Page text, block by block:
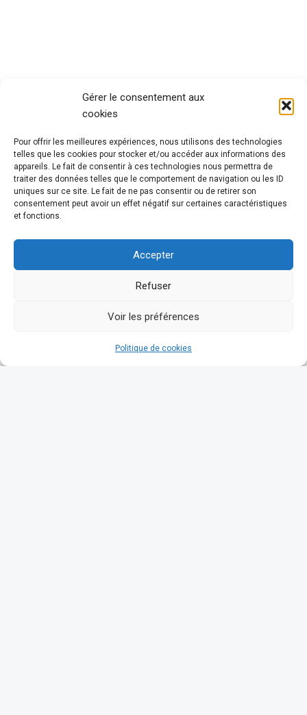
Gérer le consentement aux
cookies
Pour offrir les meilleures expériences, nous utilisons des technologies
telles que les cookies pour stocker et/ou accéder aux informations des
appareils. Le fait de consentir à ces technologies nous permettra de
traiter des données telles que le comportement de navigation ou les ID
uniques sur ce site. Le fait de ne pas consentir ou de retirer son
consentement peut avoir un effet négatif sur certaines caractéristiques
et fonctions.
Accepter
Refuser
Voir les préférences
Politique de cookies